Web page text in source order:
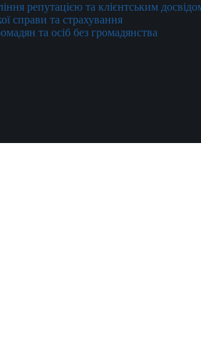
репутацією та клієнтським
справи та страхування
та осіб без громадянства